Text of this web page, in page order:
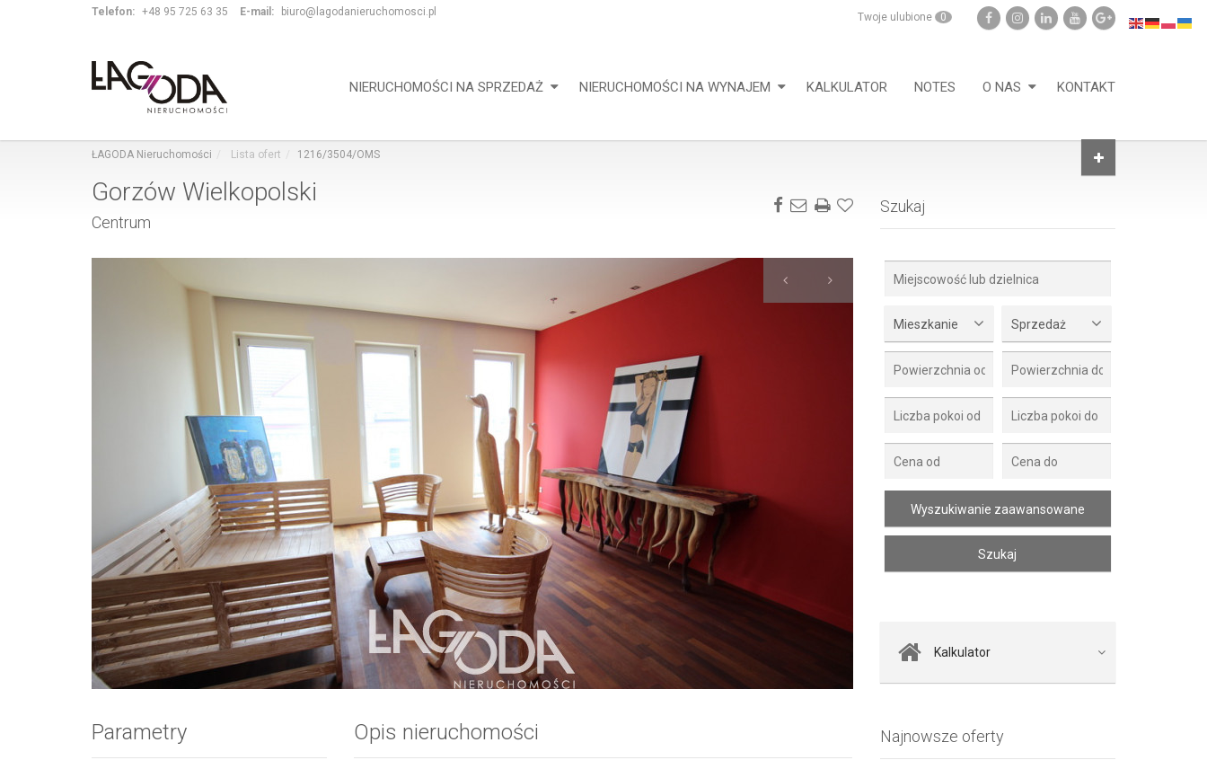
Telefon: +48 95 725 63 35 E-mail: biuro@lagodanieruchomosci.pl Twoje ulubione 0
NIERUCHOMOŚCI NA SPRZEDAŻ NIERUCHOMOŚCI NA WYNAJEM KALKULATOR NOTES O NAS KONTAKT
ŁAGODA Nieruchomości Lista ofert 1216/3504/OMS
Gorzów Wielkopolski
Centrum
Zdjęcie 1 Zdjęcie 2
Parametry Opis nieruchomości
Szukaj
Mieszkanie Sprzedaż
Kalkulator
Najnowsze oferty